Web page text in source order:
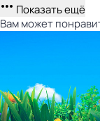
Показать ещё
Вам может